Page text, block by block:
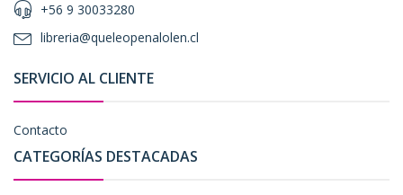
+56 9 30033280
libreria@queleopenalolen.cl
SERVICIO AL CLIENTE
Contacto
CATEGORÍAS DESTACADAS